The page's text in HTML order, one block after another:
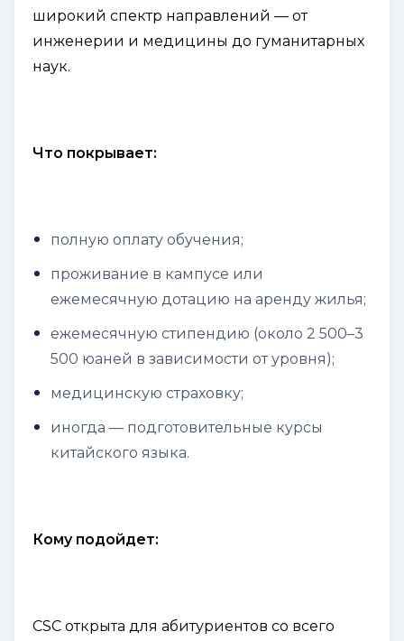
широкий спектр направлений — от
инженерии и медицины до гуманитарных
наук.
Что покрывает:
полную оплату обучения;
проживание в кампусе или
ежемесячную дотацию на аренду жилья;
ежемесячную стипендию (около 2 500–3
500 юаней в зависимости от уровня);
медицинскую страховку;
иногда — подготовительные курсы
китайского языка.
Кому подойдет:
CSC открыта для абитуриентов со всего